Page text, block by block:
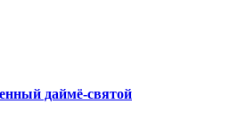
даймё-святой